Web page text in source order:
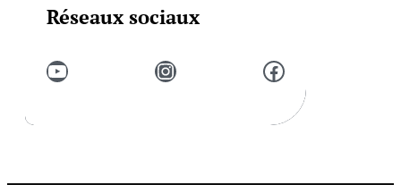
Réseaux sociaux
YouTube Instagram Facebook